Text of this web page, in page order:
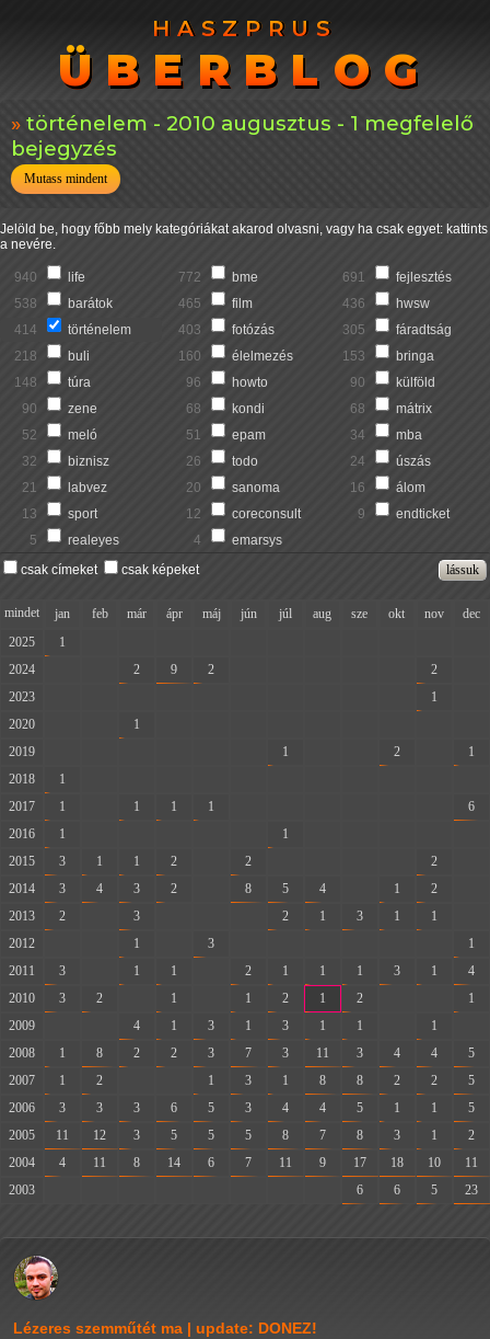
HASZPRUS
ÜBERBLOG
HASZPRUS
ÜBERBLOG
történelem - 2010 augusztus - 1 megfelelő
bejegyzés
Mutass mindent
Jelöld be, hogy főbb mely kategóriákat akarod olvasni, vagy ha csak egyet: kattints
a nevére.
940 life 772 bme 691
fejlesztés
538
barátok 465 film 436
hwsw
414
történelem 403 fotózás 305
fáradtság
218
buli 160 élelmezés 153
bringa
148
túra 96 howto 90
külföld
90
zene 68 kondi 68
mátrix
52
meló 51 epam 34
mba
32
biznisz 26 todo 24
úszás
21
labvez 20 sanoma 16
álom
13
sport 12 coreconsult 9
endticket
5
realeyes 4
emarsys
csak címeket
csak képeket
mindet jan feb már ápr máj jún júl aug sze okt nov
dec
2025
1
2024
2 9 2 2
2023
1
2020
1
2019
1 2
1
2018
1
2017
1 1 1 1
6
2016
1 1
2015
3 1 1 2 2 2
2014
3 4 3 2 8 5 4 1 2
2013
2 3 2 1 3 1 1
2012
1 3
1
2011
3 1 1 2 1 1 1 3 1
4
2010
3 2 1 1 2 1 2
1
2009
4 1 3 1 3 1 1 1
2008
1 8 2 2 3 7 3 11 3 4 4
5
2007
1 2 1 3 1 8 8 2 2
5
2006
3 3 3 6 5 3 4 4 5 1 1
5
2005
11 12 3 5 5 5 8 7 8 3 1
2
2004
4 11 8 14 6 7 11 9 17 18 10
11
2003
6 6 5 23
Lézeres szemműtét ma | update: DONEZ!